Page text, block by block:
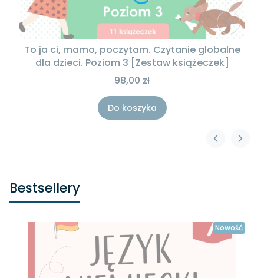
To ja ci, mamo, poczytam. Czytanie globalne
dla dzieci. Poziom 3 [Zestaw książeczek]
98,00 zł
Do koszyka
Bestsellery
Nowość